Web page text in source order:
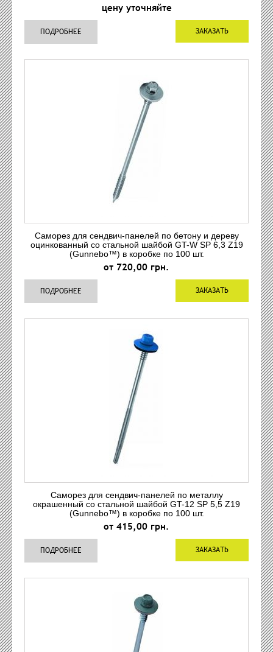
цену уточняйте
ЗАКАЗАТЬ
ПОДРОБНЕЕ
Саморез для сендвич-панелей по бетону и дереву
оцинкованный со стальной шайбой GT-W SP 6,3 Z19
(Gunnebo™) в коробке по 100 шт.
от 720,00 грн.
ЗАКАЗАТЬ
ПОДРОБНЕЕ
Саморез для сендвич-панелей по металлу
окрашенный со стальной шайбой GT-12 SP 5,5 Z19
(Gunnebo™) в коробке по 100 шт.
от 415,00 грн.
ЗАКАЗАТЬ
ПОДРОБНЕЕ